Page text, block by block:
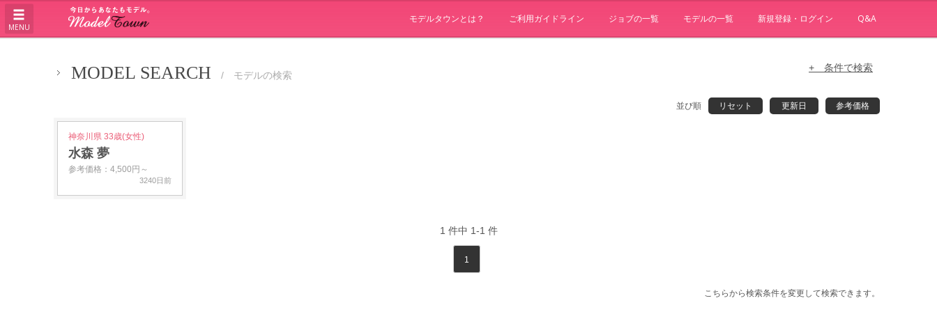
MENU
モデルタウンとは？ ご利用ガイドライン ジョブの一覧 モデルの一覧 新規登録・ログイン Q&A
MODEL SEARCH / モデルの検索
+ 条件で検索
並び順 リセット 更新日 参考価格
神奈川県 33歳(女性)
水森 夢
参考価格：4,500円～
3240日前
1 件中 1-1 件
1
こちらから検索条件を変更して検索できます。